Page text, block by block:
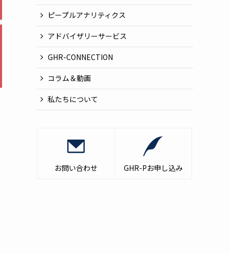
ピープルアナリティクス
アドバイザリーサービス
GHR-CONNECTION
コラム＆動画
私たちについて
お問い合わせ GHR-Pお申し込み